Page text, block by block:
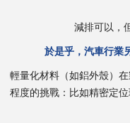
減排可以，
於是乎，汽車行業
輕量化材料（如鋁外殼）
程度的挑戰：比如精密定